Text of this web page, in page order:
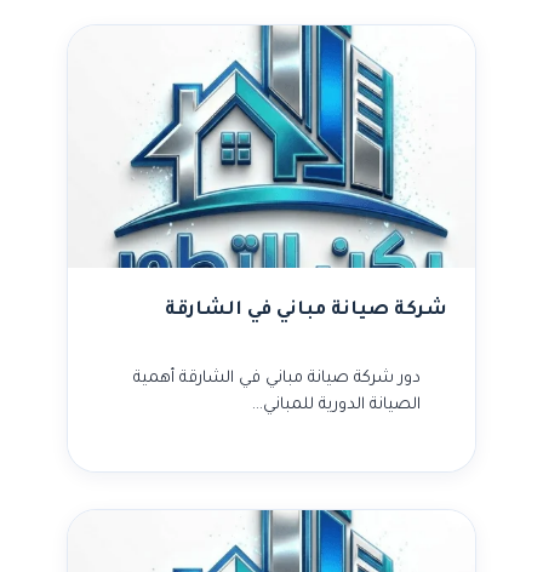
شركة صيانة مباني في الشارقة
دور شركة صيانة مباني في الشارقة أهمية
الصيانة الدورية للمباني…